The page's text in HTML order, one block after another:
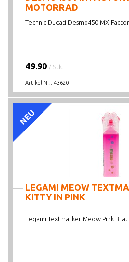
MOTORRAD
Technic Ducati Desmo450 MX
49.90 / Stk.
Artikel-Nr.: 43620
NEU
LEGAMI MEOW
KITTY IN PINK
Legami Textmarker Meow Pink